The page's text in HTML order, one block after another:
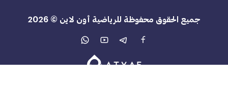
جميع الحقوق محفوظة للرياضية أون لاين © 2026